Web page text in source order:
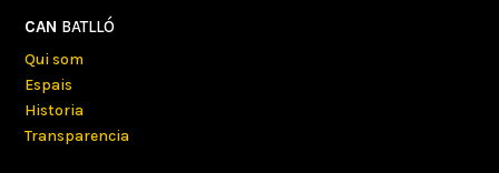
CAN BATLLÓ
Qui som
Espais
Historia
Transparencia